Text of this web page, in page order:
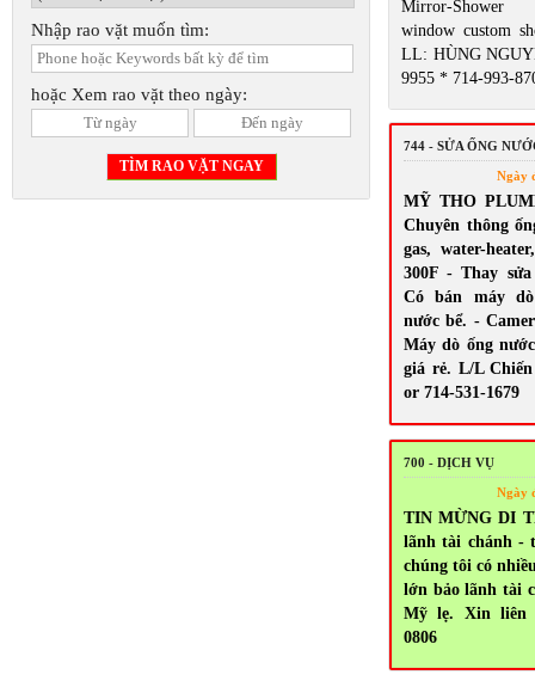
Nhập rao vặt muốn tìm:
hoặc Xem rao vặt theo ngày:
Mirror-
window custom
LL: HÙNG
9955 * 714-993-
744 - SỬA ỐNG
Ngày
MỸ THO
Chuyên thông
gas, water-
300F - Thay
Có bán máy
nước bể. -
Máy dò ống
giá rẻ. L/L Chiến
or 714-531-1679
700 - DỊCH VỤ
Ngày
TIN MỪNG DI
lãnh tài chánh -
chúng tôi có
lớn bảo lãnh tài
Mỹ lẹ. Xin liên
0806